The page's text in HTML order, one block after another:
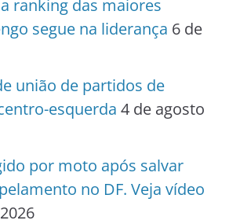
ranking das maiores
segue na liderança 6 de
união de partidos de
esquerda 4 de agosto
por moto após salvar
no DF. Veja vídeo